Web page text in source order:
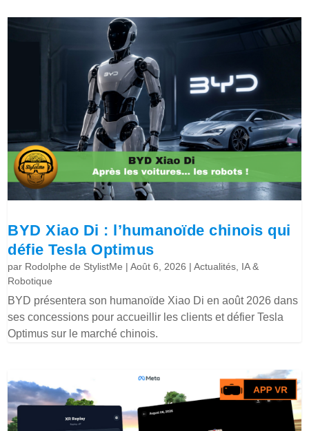
BYD Xiao Di : l’humanoïde chinois qui
défie Tesla Optimus
par Rodolphe de StylistMe |Août 6, 2026 |Actualités IA &
Robotique
BYD présentera son humanoïde Xiao Di en août 2026 dans
ses concessions pour accueillir les clients et défier Tesla
Optimus sur le marché chinois.